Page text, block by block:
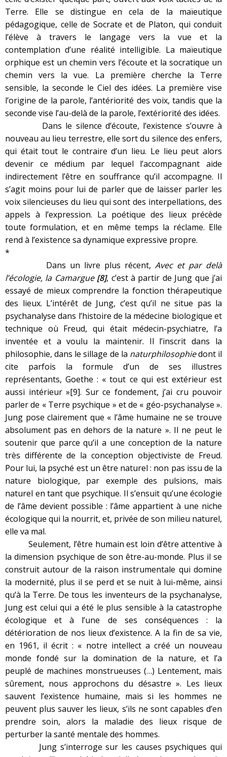
Terre. Elle se distingue en cela de la maïeutique
pédagogique, celle de Socrate et de Platon, qui conduit
l’élève à travers le langage vers la vue et la
contemplation d’une réalité intelligible. La maïeutique
orphique est un chemin vers l’écoute et la socratique un
chemin vers la vue. La première cherche la Terre
sensible, la seconde le Ciel des idées. La première vise
l’origine de la parole, l’antériorité des voix, tandis que la
seconde vise l’au-delà de la parole, l’extériorité des idées.
Dans le silence d’écoute, l’existence s’ouvre à
nouveau au lieu terrestre, elle sort du silence des enfers,
qui était tout le contraire d’un lieu. Le lieu peut alors
devenir ce médium par lequel l’accompagnant aide
indirectement l’être en souffrance qu’il accompagne. Il
s’agit moins pour lui de parler que de laisser parler les
voix silencieuses du lieu qui sont des interpellations, des
appels à l’expression. La poétique des lieux précède
toute formulation, et en même temps la réclame. Elle
rend à l’existence sa dynamique expressive propre.
*
Dans un livre plus récent, Avec et par delà
l’écologie, la Camargue [8], c’est à partir de Jung que j’ai
essayé de mieux comprendre la fonction thérapeutique
des lieux. L’intérêt de Jung, c’est qu’il ne situe pas la
psychanalyse dans l’histoire de la médecine biologique et
technique où Freud, qui était médecin-psychiatre, l’a
inventée et a voulu la maintenir. Il l’inscrit dans la
philosophie, dans le sillage de la naturphilosophiedont il
cite parfois la formule d’un de ses illustres
représentants, Goethe : « tout ce qui est extérieur est
aussi intérieur »[9]. Sur ce fondement, j’ai cru pouvoir
parler de « Terre psychique » et de « géo-psychanalyse ».
Jung pose clairement que « l’âme humaine ne se trouve
absolument pas en dehors de la nature ». Il ne peut le
soutenir que parce qu’il a une conception de la nature
très différente de la conception objectiviste de Freud.
Pour lui, la psyché est un être naturel : non pas issu de la
nature biologique, par exemple des pulsions, mais
naturel en tant que psychique. Il s’ensuit qu’une écologie
de l’âme devient possible : l’âme appartient à une niche
écologique qui la nourrit, et, privée de son milieu naturel,
elle va mal.
Seulement, l’être humain est loin d’être attentive à
la dimension psychique de son être-au-monde. Plus il se
construit autour de la raison instrumentale qui domine
la modernité, plus il se perd et se nuit à lui-même, ainsi
qu’à la Terre. De tous les inventeurs de la psychanalyse,
Jung est celui qui a été le plus sensible à la catastrophe
écologique et à l’une de ses conséquences : la
détérioration de nos lieux d’existence. A la fin de sa vie,
en 1961, il écrit : « notre intellect a créé un nouveau
monde fondé sur la domination de la nature, et l’a
peuplé de machines monstrueuses (…) Lentement, mais
sûrement, nous approchons du désastre ». Les lieux
sauvent l’existence humaine, mais si les hommes ne
peuvent plus sauver les lieux, s’ils ne sont capables d’en
prendre soin, alors la maladie des lieux risque de
perturber la santé mentale des hommes.
Jung s’interroge sur les causes psychiques qui